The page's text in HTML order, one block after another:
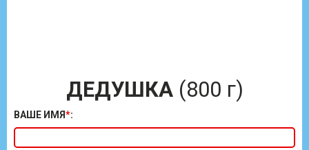
ДЕДУШКА(800 г)
ВАШЕ ИМЯ*: